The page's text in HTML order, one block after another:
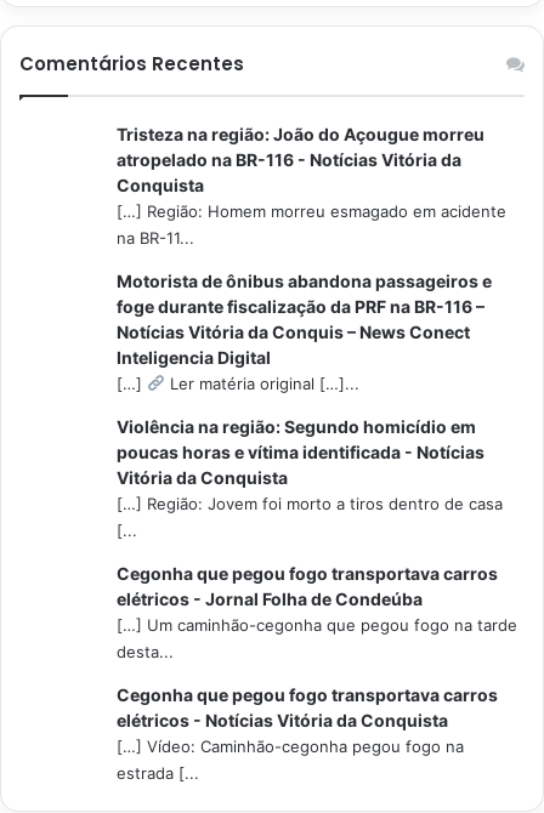
Comentários Recentes
Tristeza na região: João do Açougue morreu
atropelado na BR-116 - Notícias Vitória da
Conquista
[…] Região: Homem morreu esmagado em acidente
na BR-11...
Motorista de ônibus abandona passageiros e
foge durante fiscalização da PRF na BR-116 –
Notícias Vitória da Conquis – News Conect
Inteligencia Digital
[…] Ler matéria original […]...
Violência na região: Segundo homicídio em
poucas horas e vítima identificada - Notícias
Vitória da Conquista
[…] Região: Jovem foi morto a tiros dentro de casa
[...
Cegonha que pegou fogo transportava carros
elétricos - Jornal Folha de Condeúba
[…] Um caminhão-cegonha que pegou fogo na tarde
desta...
Cegonha que pegou fogo transportava carros
elétricos - Notícias Vitória da Conquista
[…] Vídeo: Caminhão-cegonha pegou fogo na
estrada [...